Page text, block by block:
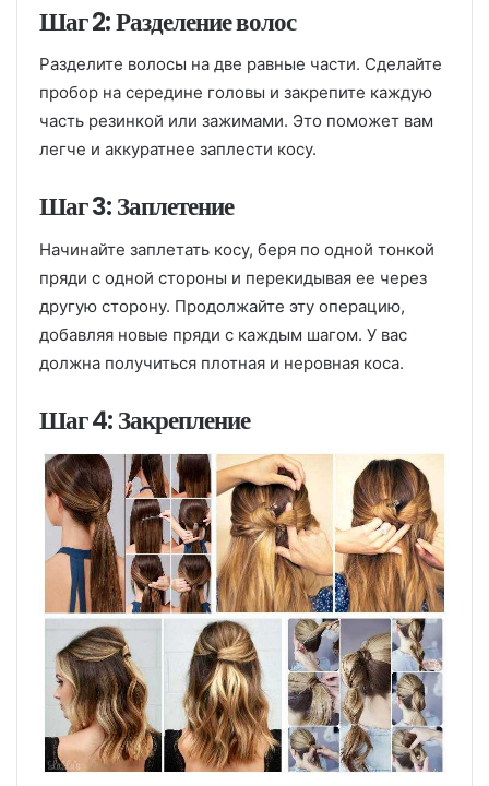
Шаг 2: Разделение волос
Разделите волосы на две равные части. Сделайте
пробор на середине головы и закрепите каждую
часть резинкой или зажимами. Это поможет вам
легче и аккуратнее заплести косу.
Шаг 3: Заплетение
Начинайте заплетать косу, беря по одной тонкой
пряди с одной стороны и перекидывая ее через
другую сторону. Продолжайте эту операцию,
добавляя новые пряди с каждым шагом. У вас
должна получиться плотная и неровная коса.
Шаг 4: Закрепление